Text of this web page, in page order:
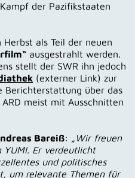
der Pazifikstaaten
als Teil der neuen
ausgestrahlt werden.
stellt der SWR ihn jedoch
(externer Link) zur
Berichterstattung über das
meist mit Ausschnitten
Bareiß: „Wir freuen
YUMI. Er verdeutlicht
und politisches
um relevante Themen für